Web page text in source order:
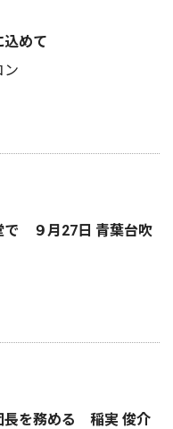
めて
ン
で ９月27日 青葉台吹
長を務める 稲実 俊介